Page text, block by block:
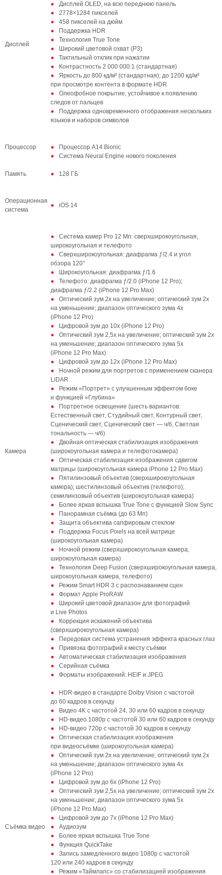
Дисплей
Дисплей OLED, на всю переднюю панель
2778×1284 пикселей
458 пикселей на дюйм
Поддержка HDR
Технология True Tone
Широкий цветовой охват (P3)
Тактильный отклик при нажатии
Контрастность 2 000 000:1 (стандартная)
Яркость до 800 кд/м² (стандартная); до 1200 кд/м²
при просмотре контента в формате HDR
Олеофобное покрытие, устойчивое к появлению
следов от пальцев
Поддержка одновременного отображения нескольких
языков и наборов символов
Процессор
Процессор А14 Bionic
Система Neural Engine нового поколения
Память 128 ГБ
Операционная
система
iOS 14
Камера
Система камер Pro 12 Мп: сверхширокоугольная,
широкоугольная и телефото
Сверхширокоугольная: диафрагма ƒ/2.4 и угол
обзора 120°
Широкоугольная: диафрагма ƒ/1.6
Телефото: диафрагма ƒ/2.0 (iPhone 12 Pro);
диафрагма ƒ/2.2 (iPhone 12 Pro Max)
Оптический зум 2x на увеличение; оптический зум 2x
на уменьшение; диапазон оптического зума 4x
(iPhone 12 Pro)
Цифровой зум до 10x (iPhone 12 Pro)
Оптический зум 2,5x на увеличение; оптический зум 2x
на уменьшение; диапазон оптического зума 5x
(iPhone 12 Pro Max)
Цифровой зум до 12x (iPhone 12 Pro Max)
Ночной режим для портретов с применением сканера
LiDAR
Режим «Портрет» с улучшенным эффектом боке
и функцией «Глубина»
Портретное освещение (шесть вариантов:
Естественный свет, Студийный свет, Контурный свет,
Сценический свет, Сценический свет — ч/б, Светлая
тональность — ч/б)
Двойная оптическая стабилизация изображения
(широкоугольная камера и телефотокамера)
Оптическая стабилизация изображения сдвигом
матрицы (широкоугольная камера iPhone 12 Pro Max)
Пятилинзовый объектив (сверхширокоугольная
камера); шестилинзовый объектив (телефото);
семилинзовый объектив (широкоугольная камера)
Более яркая вспышка True Tone с функцией Slow Sync
Панорамная съёмка (до 63 Мп)
Защита объектива сапфировым стеклом
Поддержка Focus Pixels на всей матрице
(широкоугольная камера)
Ночной режим (сверхширокоугольная камера,
широкоугольная камера)
Технология Deep Fusion (сверхширокоугольная камера,
широкоугольная камера, телефото)
Режим Smart HDR 3 с распознаванием сцен
Формат Apple ProRAW
Широкий цветовой диапазон для фотографий
и Live Photos
Коррекция искажений объектива
(сверхширокоугольная камера)
Передовая система устранения эффекта красных глаз
Привязка фотографий к месту съёмки
Автоматическая стабилизация изображения
Серийная съёмка
Форматы изображений: HEIF и JPEG
Съёмка видео
HDR‑видео в стандарте Dolby Vision с частотой
до 60 кадров в секунду
Видео 4K с частотой 24, 30 или 60 кадров в секунду
HD‑видео 1080p с частотой 30 или 60 кадров в секунду
HD‑видео 720p с частотой 30 кадров в секунду
Оптическая стабилизация изображения
при видеосъёмке (широкоугольная камера)
Оптический зум 2x на увеличение; оптический зум 2x
на уменьшение; диапазон оптического зума 4x
(iPhone 12 Pro)
Цифровой зум до 6x (iPhone 12 Pro)
Оптический зум 2,5x на увеличение; оптический зум 2x
на уменьшение; диапазон оптического зума 5x
(iPhone 12 Pro Max)
Цифровой зум до 7x (iPhone 12 Pro Max)
Аудиозум
Более яркая вспышка True Tone
Функция QuickTake
Запись замедленного видео 1080р с частотой
120 или 240 кадров в секунду
Режим «Таймлапс» со стабилизацией изображения